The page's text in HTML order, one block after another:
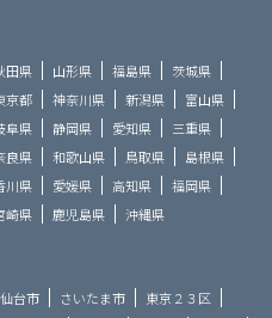
田県 山形県 福島県
茨城県
京都 神奈川県 新潟県
富山県
阜県 静岡県 愛知県
三重県
良県 和歌山県 鳥取県
島根県
川県 愛媛県 高知県
福岡県
崎県 鹿児島県 沖縄県
仙台市 さいたま市
東京２３区